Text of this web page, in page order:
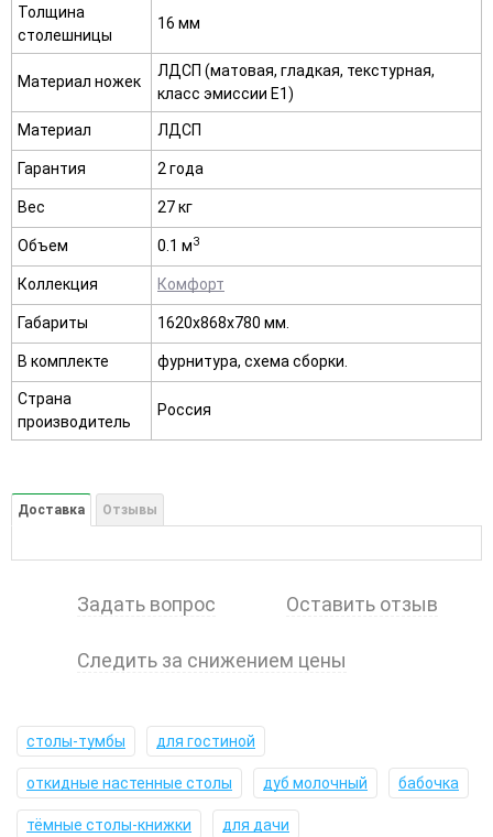
Толщина
столешницы
16 мм
Материал ножек
ЛДСП (матовая, гладкая, текстурная,
класс эмиссии E1)
Материал ЛДСП
Гарантия 2 года
Вес 27 кг
Объем 0.1 м3
Коллекция Комфорт
Габариты 1620х868х780 мм.
В комплекте фурнитура, схема сборки.
Страна
производитель
Россия
Доставка Отзывы
Задать вопрос Оставить отзыв
Следить за снижением цены
столы-тумбы для гостиной
откидные настенные столы дуб молочный бабочка
тёмные столы-книжки для дачи